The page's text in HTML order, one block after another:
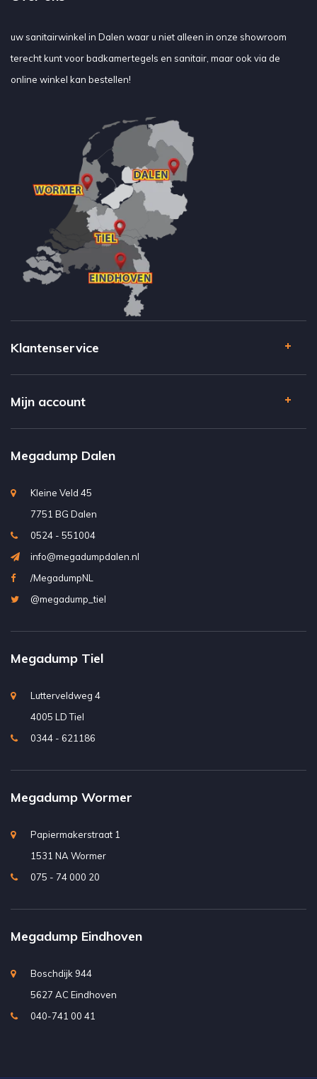
uw sanitairwinkel in Dalen waar u niet alleen in onze showroom
terecht kunt voor badkamertegels en sanitair, maar ook via de
online winkel kan bestellen!
Klantenservice
Mijn account
Megadump Dalen
Kleine Veld 45
7751 BG Dalen
0524 - 551004
info@megadumpdalen.nl
/MegadumpNL
@megadump_tiel
Megadump Tiel
Lutterveldweg 4
4005 LD Tiel
0344 - 621186
Megadump Wormer
Papiermakerstraat 1
1531 NA Wormer
075 - 74 000 20
Megadump Eindhoven
Boschdijk 944
5627 AC Eindhoven
040-741 00 41